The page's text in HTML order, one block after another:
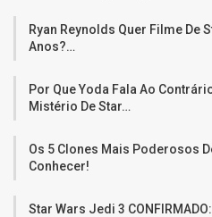
Ryan Reynolds Quer Filme De
Anos?…
Por Que Yoda Fala Ao
Mistério De Star…
Os 5 Clones Mais Poderosos
Conhecer!
Star Wars Jedi 3